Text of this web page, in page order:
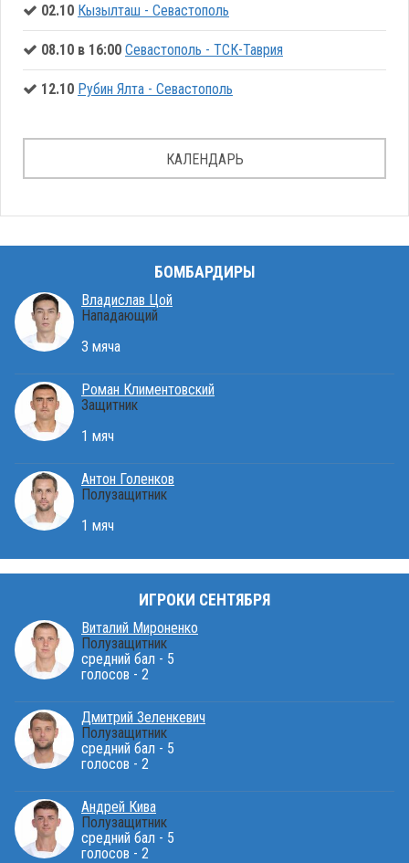
02.10 Кызылташ - Севастополь
08.10 в 16:00 Севастополь - ТСК-Таврия
12.10 Рубин Ялта - Севастополь
КАЛЕНДАРЬ
БОМБАРДИРЫ
Владислав Цой
Нападающий
3 мяча
Роман Климентовский
Защитник
1 мяч
Антон Голенков
Полузащитник
1 мяч
ИГРОКИ СЕНТЯБРЯ
Виталий Мироненко
Полузащитник
средний бал - 5
голосов - 2
Дмитрий Зеленкевич
Полузащитник
средний бал - 5
голосов - 2
Андрей Кива
Полузащитник
средний бал - 5
голосов - 2